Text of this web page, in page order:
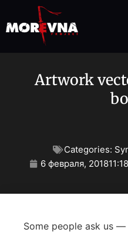
Artwork
Categories:
6 февраля, 2018
Some people ask us